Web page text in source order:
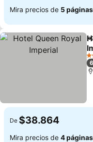
Mira precios de 5 páginas
3
De $38.864
Mira precios de 4 páginas